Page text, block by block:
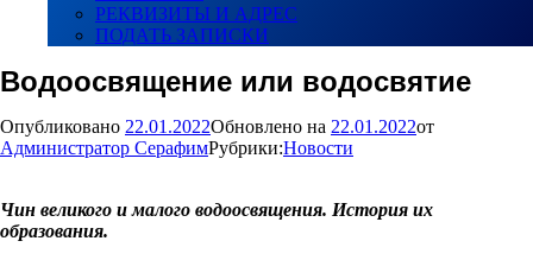
РЕКВИЗИТЫ И АДРЕС
ПОДАТЬ ЗАПИСКИ
Водоосвящение или водосвятие
Опубликовано 22.01.2022Обновлено на 22.01.2022от
Администратор СерафимРубрики:Новости
Чин великого и малого водоосвящения. История их
образования.